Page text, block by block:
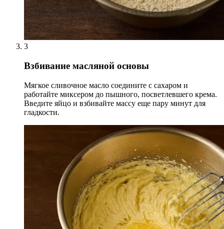
3
Взбивание масляной основы
Мягкое сливочное масло соедините с сахаром и
работайте миксером до пышного, посветлевшего крема.
Введите яйцо и взбивайте массу еще пару минут для
гладкости.